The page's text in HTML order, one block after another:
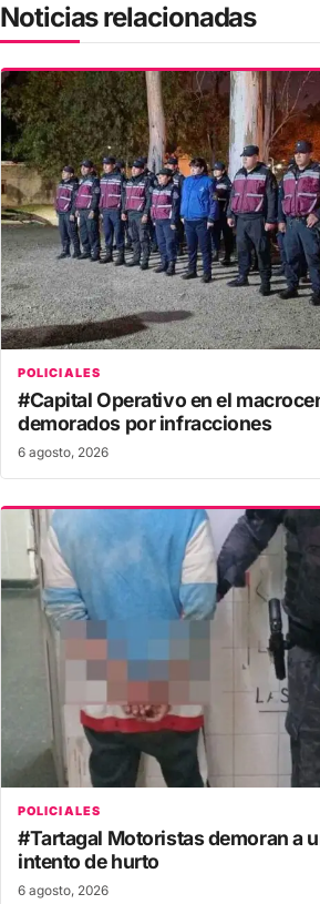
Noticias relacionadas
POLICIALES
#Capital Operativo en el
demorados por infracciones
6 agosto, 2026
POLICIALES
#Tartagal Motoristas demoran a
intento de hurto
6 agosto, 2026